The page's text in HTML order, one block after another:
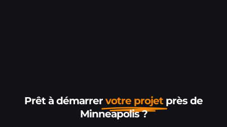
Prêt à démarrervotre projet près de
Minneapolis ?